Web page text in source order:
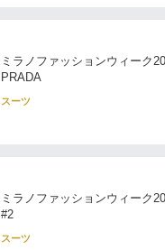
ミラノファッションウィーク
PRADA
スーツ
ミラノファッションウィーク
#2
スーツ